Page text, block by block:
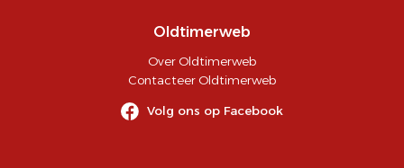
Oldtimerweb
Over Oldtimerweb
Contacteer Oldtimerweb
Volg ons op Facebook